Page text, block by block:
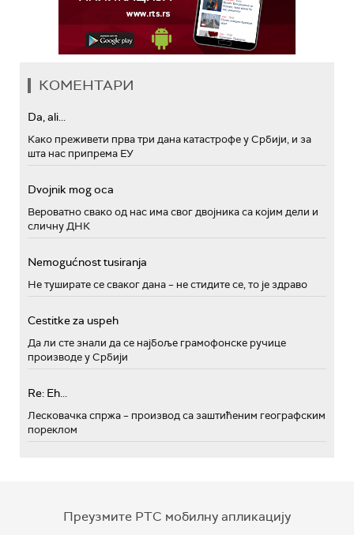
КОМЕНТАРИ
Da, ali...
Како преживети прва три дана катастрофе у Србији, и за
шта нас припрема ЕУ
Dvojnik mog oca
Вероватно свако од нас има свог двојника са којим дели и
сличну ДНК
Nemogućnost tusiranja
Не туширате се сваког дана – не стидите се, то је здраво
Cestitke za uspeh
Да ли сте знали да се најбоље грамофонске ручице
производе у Србији
Re: Eh...
Лесковачка спржа – производ са заштићеним географским
пореклом
Преузмите РТС мобилну апликацију